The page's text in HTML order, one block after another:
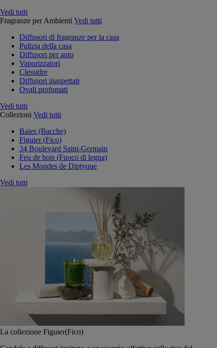
Vedi tutti
Fragranze per Ambienti Vedi tutti
Diffusori di fragranze per la casa
Pulizia della casa
Diffusori per auto
Vaporizzatori
Clessidre
Diffusori inaspettati
Ovali profumati
Vedi tutti
Collezioni Vedi tutti
Baies (Bacche)
Figuier (Fico)
34 Boulevard Saint-Germain
Feu de bois (Fuoco di legna)
Les Mondes de Diptyque
Vedi tutti
La collezione Figuier(Fico)